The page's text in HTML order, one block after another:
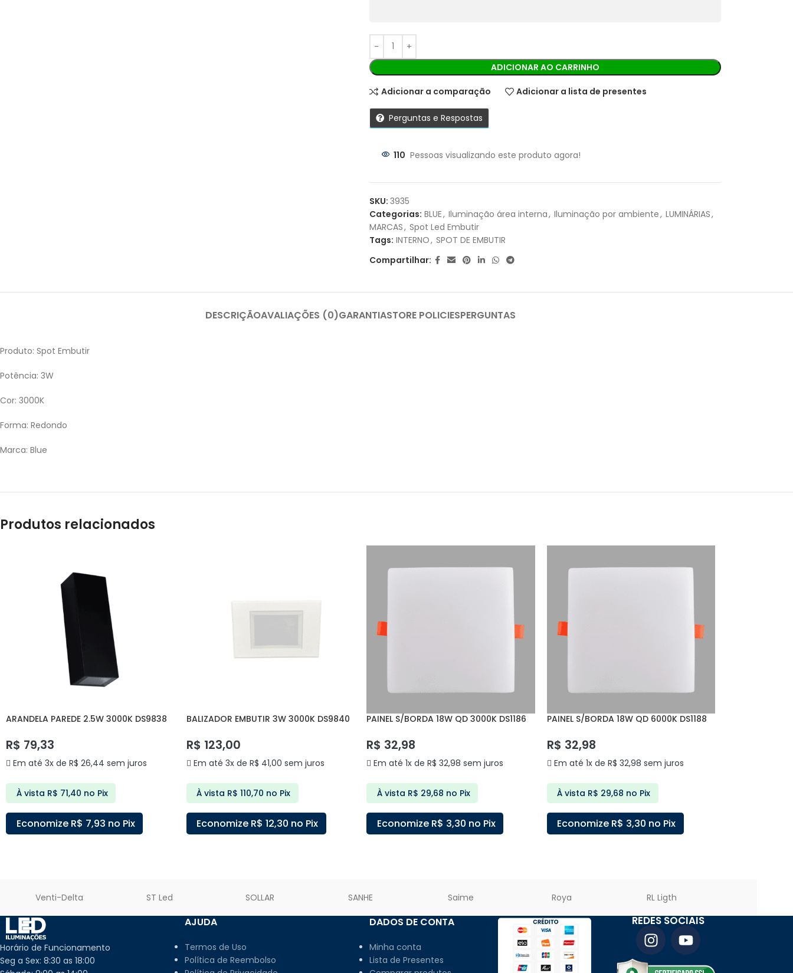
Ao finalizar sua compra você receberá os detalhes para realizar o pagamento.
1X DE
ADICIONAR AO CARRINHO
Adicionar a comparação Adicionar a lista de presentes
Perguntas e Respostas
110 Pessoas visualizando este produto agora!
SKU: 3935
Categorias: BLUE, Iluminação área interna, Iluminação por ambiente, LUMINÁRIAS,
MARCAS, Spot Led Embutir
Tags: INTERNO, SPOT DE EMBUTIR
Compartilhar:
DESCRIÇÃOAVALIAÇÕES (0)GARANTIASTORE POLICIESPERGUNTAS
Produto: Spot Embutir
Potência: 3W
Cor: 3000K
Forma: Redondo
Marca: Blue
Produtos relacionados
ARANDELA PAREDE 2.5W 3000K DS9838
R$ 79,33
Em até 3x de R$ 26,44 sem juros
À vista R$ 71,40 no Pix
Economize R$ 7,93 no Pix
BALIZADOR EMBUTIR 3W 3000K DS9840
R$ 123,00
Em até 3x de R$ 41,00 sem juros
À vista R$ 110,70 no Pix
Economize R$ 12,30 no Pix
PAINEL S/BORDA 18W QD 3000K DS1186
R$ 32,98
Em até 1x de R$ 32,98 sem juros
À vista R$ 29,68 no Pix
Economize R$ 3,30 no Pix
PAINEL S/BORDA 18W QD 6000K DS1188
R$ 32,98
Em até 1x de R$ 32,98 sem juros
À vista R$ 29,68 no Pix
Economize R$ 3,30 no Pix
Venti-Delta ST Led SOLLAR SANHE Saime Roya RL Ligth
Horário de Funcionamento
Seg a Sex: 8:30 as 18:00
AJUDA
Termos de Uso
Política de Reembolso
DADOS DE CONTA
Minha conta
Lista de Presentes
REDES SOCIAIS